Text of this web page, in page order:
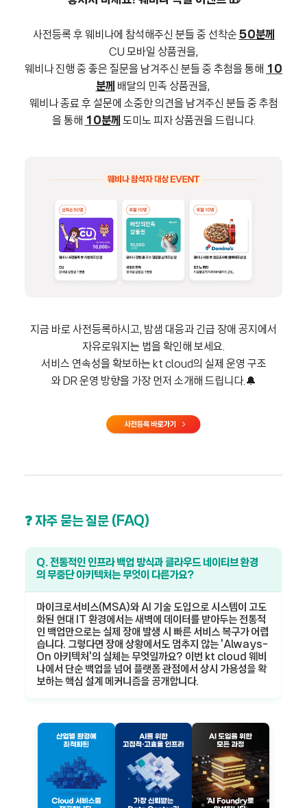
사전등록 후 웨비나에 참석해주신 분들 중 선착순 50분께
CU 모바일 상품권을,
웨비나 진행 중 좋은 질문을 남겨주신 분들 중 추첨을 통해 10
분께 배달의 민족 상품권을,
웨비나 종료 후 설문에 소중한 의견을 남겨주신 분들 중 추첨
을 통해 10분께 도미노 피자 상품권을 드립니다.
지금 바로 사전등록하시고, 밤샘 대응과 긴급 장애 공지에서
자유로워지는 법을 확인해 보세요.
서비스 연속성을 확보하는 kt cloud의 실제 운영 구조
와 DR 운영 방향을 가장 먼저 소개해 드립니다.🔔
❓ 자주 묻는 질문 (FAQ)
Q. 전통적인 인프라 백업 방식과 클라우드 네이티브 환경
의 무중단 아키텍처는 무엇이 다른가요?
마이크로서비스(MSA)와 AI 기술 도입으로 시스템이 고도
화된 현대 IT 환경에서는 새벽에 데이터를 받아두는 전통적
인 백업만으로는 실제 장애 발생 시 빠른 서비스 복구가 어렵
습니다. 그렇다면 장애 상황에서도 멈추지 않는 'Always-
On 아키텍처'의 실체는 무엇일까요? 이번 kt cloud 웨비
나에서 단순 백업을 넘어 플랫폼 관점에서 상시 가용성을 확
보하는 핵심 설계 메커니즘을 공개합니다.